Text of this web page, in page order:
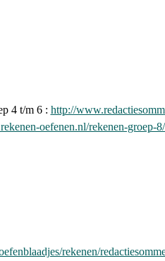
4 t/m 6 : http://
oefenen.nl/rekenen-groep-
rekenen/